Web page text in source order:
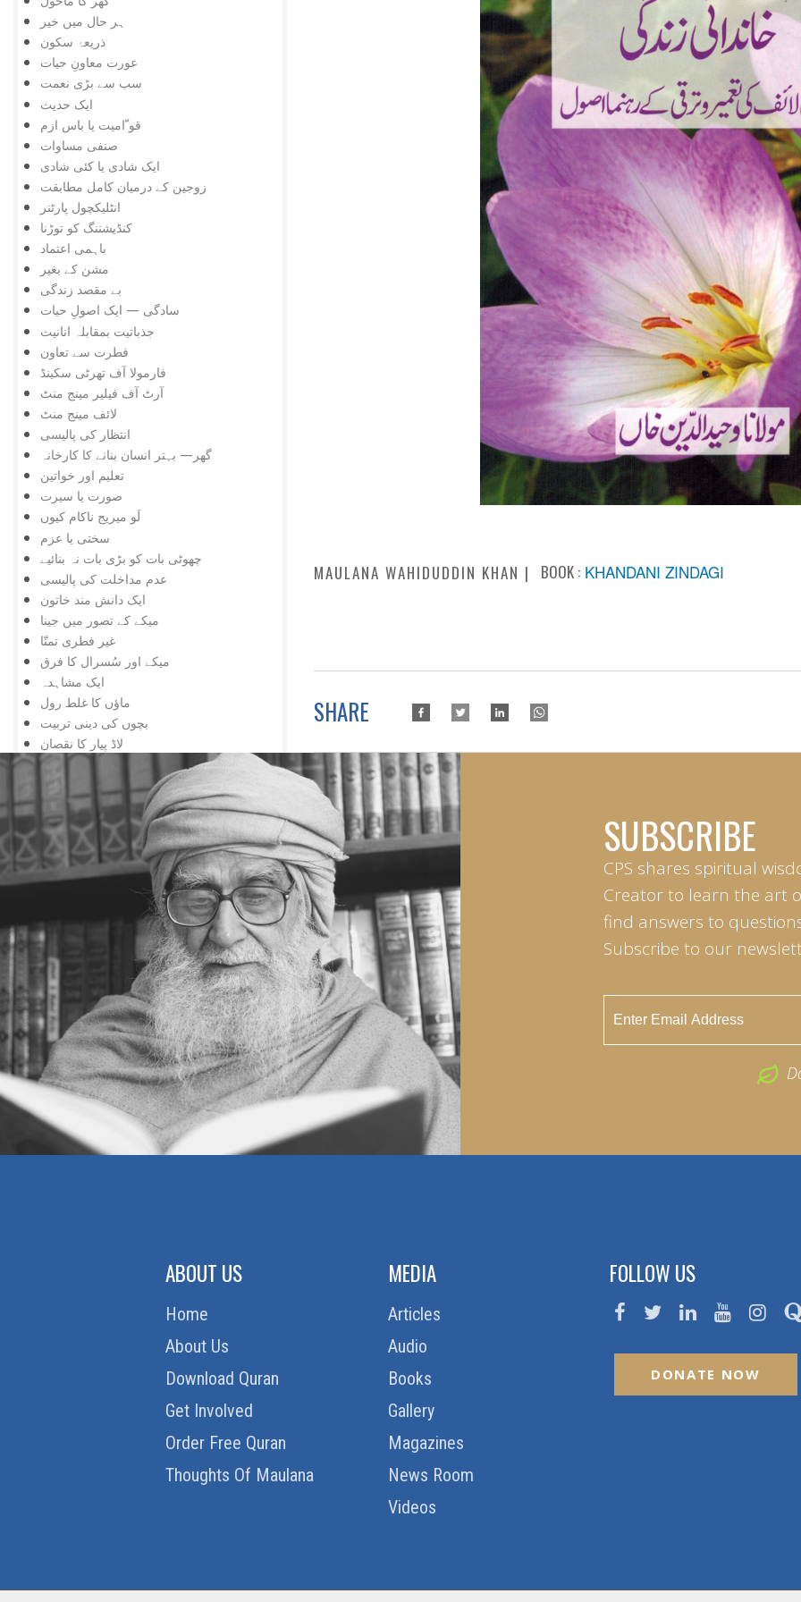
ہر حال میں خیر
ذریعۂ سکون
عورت معاونِ حیات
سب سے بڑی نعمت
ایک حدیث
قو ّامیت یا باس ازم
صنفی مساوات
ایک شادی یا کئی شادی
زوجین کے درمیان کامل مطابقت
انٹلیکچول پارٹنر
کنڈیشننگ کو توڑنا
باہمی اعتماد
مشن کے بغیر
بے مقصد زندگی
سادگی — ایک اصولِ حیات
جذباتیت بمقابلہ انانیت
فطرت سے تعاون
فارمولا آف تھرٹی سکینڈ
آرٹ آف فیلیر مینج منٹ
لائف مینج منٹ
انتظار کی پالیسی
گھر— بہتر انسان بنانے کا کارخانہ
تعلیم اور خواتین
صورت یا سیرت
لَو میریج ناکام کیوں
سختی یا عزم
چھوٹی بات کو بڑی بات نہ بنائیے
عدم مداخلت کی پالیسی
ایک دانش مند خاتون
میکے کے تصور میں جینا
غیر فطری تمنّا
میکے اور سُسرال کا فرق
ایک مشاہدہ
ماؤں کا غلط رول
بچوں کی دینی تربیت
لاڈ پیار کا نقصان
ماں باپ کا رول
ایک واقعہ
برابری میں نکاح
جوائنٹ فیملی
ساس بہو کا مسئلہ
عورت کا عظیم کردار
MAULANA WAHIDUDDIN KHAN BOOK : KHANDANI ZINDAGI
SHARE
SUBSCRIBE
CPS shares spiritual
Creator to learn the art
find answers to
Subscribe to our
ABOUT US
Home
About Us
Download Quran
Get Involved
Order Free Quran
Thoughts Of Maulana
MEDIA
Articles
Audio
Books
Gallery
Magazines
News Room
Videos
FOLLOW US
DONATE NOW